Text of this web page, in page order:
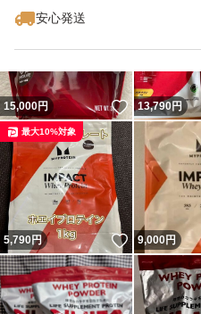
安心発送
15,000円 いいね！
13,790円
5,790円 いいね！
最大10%対象
9,000円